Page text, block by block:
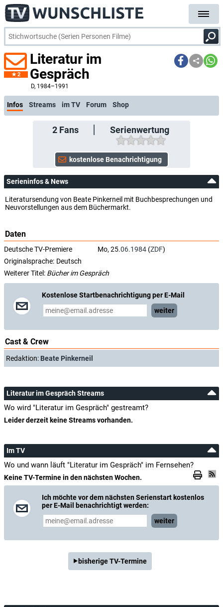
2
Literatur im
Gespräch
D, 1984–1991
Infos Streams im TV Forum Shop
2Fans Serienwertung
Serieninfos & News
Literatursendung von Beate Pinkerneil mit Buchbesprechungen und
Neuvorstellungen aus dem Büchermarkt.
Daten
Deutsche TV-Premiere Mo, 25.06.1984 (ZDF)
Originalsprache: Deutsch
Weiterer Titel: Bücher im Gespräch
Kostenlose Startbenachrichtigung per E-Mail
weiter
Cast & Crew
Redaktion: Beate Pinkerneil
Literatur im Gespräch Streams
Wo wird "Literatur im Gespräch" gestreamt?
Leider derzeit keine Streams vorhanden.
Im TV
Wo und wann läuft "Literatur im Gespräch" im Fernsehen?
Keine TV-Termine in den nächsten Wochen.
Ich möchte vor dem nächsten Serienstart kostenlos
per E-Mail benachrichtigt werden:
weiter
bisherige TV-Termine